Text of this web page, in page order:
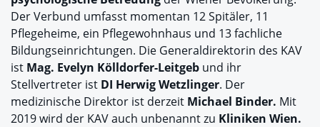
Der Verbund umfasst momentan 12 Spitäler, 11
Pflegeheime, ein Pflegewohnhaus und 13 fachliche
Bildungseinrichtungen. Die Generaldirektorin des KAV
ist Mag. Evelyn Kölldorfer-Leitgeb und ihr
Stellvertreter ist DI Herwig Wetzlinger. Der
medizinische Direktor ist derzeit Michael Binder. Mit
2019 wird der KAV auch unbenannt zu Kliniken Wien.